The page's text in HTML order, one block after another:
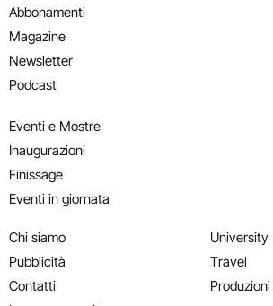
Abbonamenti
Magazine
Newsletter
Podcast
Eventi e Mostre
Inaugurazioni
Finissage
Eventi in giornata
Chi siamo
Pubblicità
Contatti
University
Travel
Produzioni